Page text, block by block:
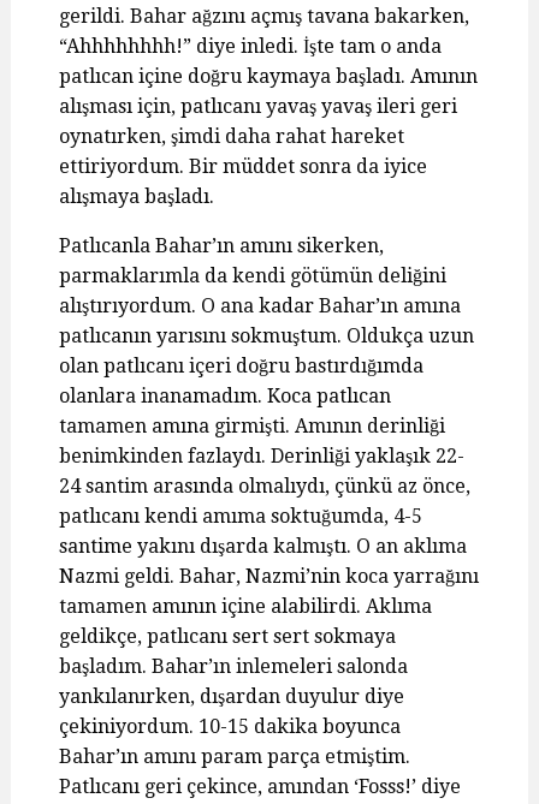
gerildi. Bahar ağzını açmış tavana bakarken,
“Ahhhhhhhh!” diye inledi. İşte tam o anda
patlıcan içine doğru kaymaya başladı. Amının
alışması için, patlıcanı yavaş yavaş ileri geri
oynatırken, şimdi daha rahat hareket
ettiriyordum. Bir müddet sonra da iyice
alışmaya başladı.
Patlıcanla Bahar’ın amını sikerken,
parmaklarımla da kendi götümün deliğini
alıştırıyordum. O ana kadar Bahar’ın amına
patlıcanın yarısını sokmuştum. Oldukça uzun
olan patlıcanı içeri doğru bastırdığımda
olanlara inanamadım. Koca patlıcan
tamamen amına girmişti. Amının derinliği
benimkinden fazlaydı. Derinliği yaklaşık 22-
24 santim arasında olmalıydı, çünkü az önce,
patlıcanı kendi amıma soktuğumda, 4-5
santime yakını dışarda kalmıştı. O an aklıma
Nazmi geldi. Bahar, Nazmi’nin koca yarrağını
tamamen amının içine alabilirdi. Aklıma
geldikçe, patlıcanı sert sert sokmaya
başladım. Bahar’ın inlemeleri salonda
yankılanırken, dışardan duyulur diye
çekiniyordum. 10-15 dakika boyunca
Bahar’ın amını param parça etmiştim.
Patlıcanı geri çekince, amından ‘Fosss!’ diye